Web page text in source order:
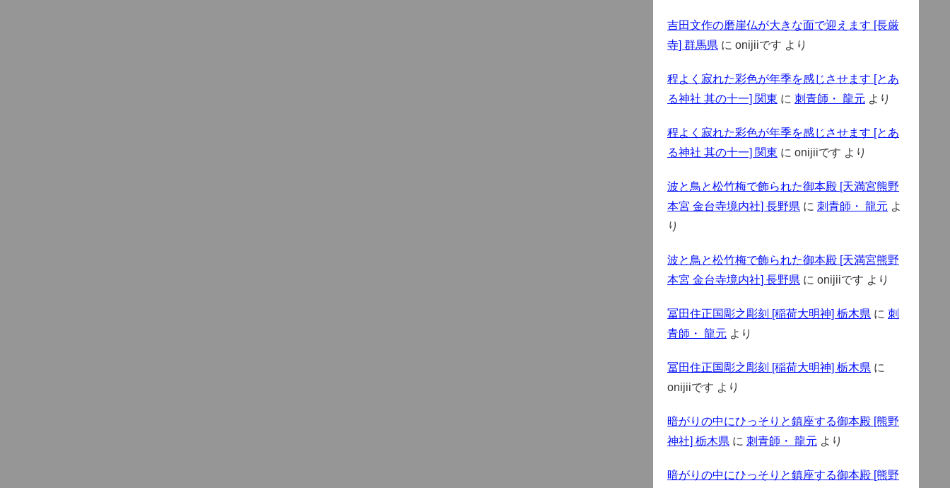
吉田文作の磨崖仏が大きな面で迎えます [長厳
寺] 群馬県 に onijiiです より
程よく寂れた彩色が年季を感じさせます [とあ
る神社 其の十一] 関東 に 刺青師・ 龍元 より
程よく寂れた彩色が年季を感じさせます [とあ
る神社 其の十一] 関東 に onijiiです より
波と鳥と松竹梅で飾られた御本殿 [天満宮熊野
本宮 金台寺境内社] 長野県 に 刺青師・ 龍元 よ
り
波と鳥と松竹梅で飾られた御本殿 [天満宮熊野
本宮 金台寺境内社] 長野県 に onijiiです より
冨田住正国彫之彫刻 [稲荷大明神] 栃木県 に 刺
青師・ 龍元 より
冨田住正国彫之彫刻 [稲荷大明神] 栃木県 に
onijiiです より
暗がりの中にひっそりと鎮座する御本殿 [熊野
神社] 栃木県 に 刺青師・ 龍元 より
暗がりの中にひっそりと鎮座する御本殿 [熊野